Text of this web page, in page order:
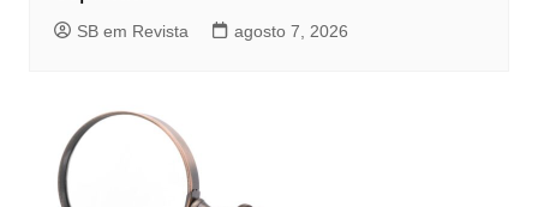
SB em Revista agosto 7, 2026